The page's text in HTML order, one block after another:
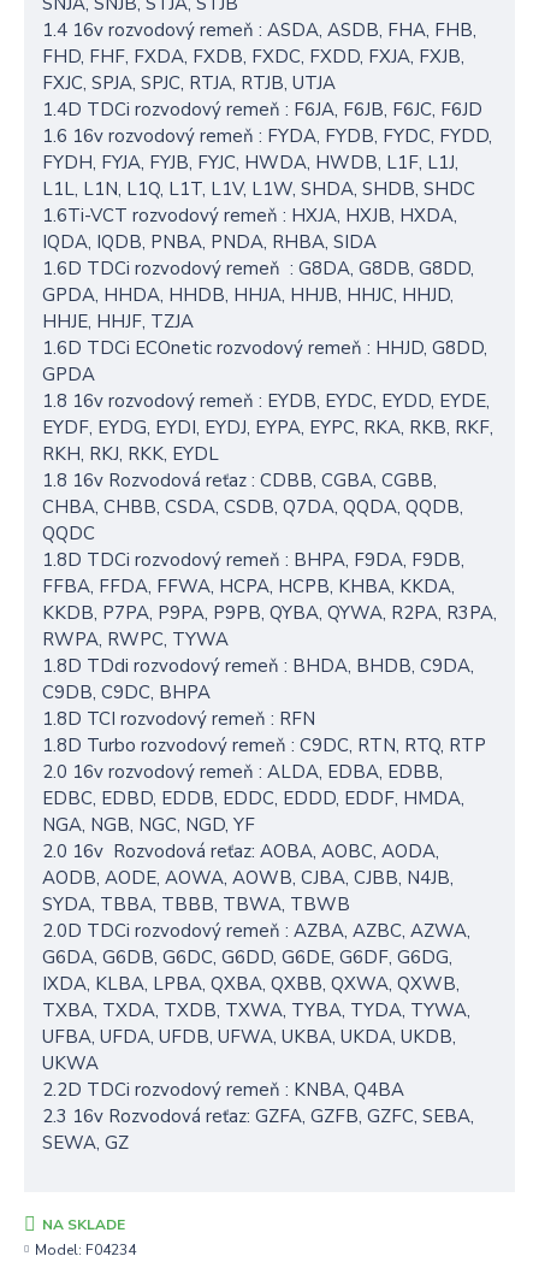
1.4 16v rozvodový remeň : ASDA, ASDB, FHA, FHB,
FHD, FHF, FXDA, FXDB, FXDC, FXDD, FXJA, FXJB,
FXJC, SPJA, SPJC, RTJA, RTJB, UTJA
1.4D TDCi rozvodový remeň : F6JA, F6JB, F6JC, F6JD
1.6 16v rozvodový remeň : FYDA, FYDB, FYDC, FYDD,
FYDH, FYJA, FYJB, FYJC, HWDA, HWDB, L1F, L1J,
L1L, L1N, L1Q, L1T, L1V, L1W, SHDA, SHDB, SHDC
1.6Ti-VCT rozvodový remeň : HXJA, HXJB, HXDA,
IQDA, IQDB, PNBA, PNDA, RHBA, SIDA
1.6D TDCi rozvodový remeň : G8DA, G8DB, G8DD,
GPDA, HHDA, HHDB, HHJA, HHJB, HHJC, HHJD,
HHJE, HHJF, TZJA
1.6D TDCi ECOnetic rozvodový remeň : HHJD, G8DD,
GPDA
1.8 16v rozvodový remeň : EYDB, EYDC, EYDD, EYDE,
EYDF, EYDG, EYDI, EYDJ, EYPA, EYPC, RKA, RKB, RKF,
RKH, RKJ, RKK, EYDL
1.8 16v Rozvodová reťaz : CDBB, CGBA, CGBB,
CHBA, CHBB, CSDA, CSDB, Q7DA, QQDA, QQDB,
QQDC
1.8D TDCi rozvodový remeň : BHPA, F9DA, F9DB,
FFBA, FFDA, FFWA, HCPA, HCPB, KHBA, KKDA,
KKDB, P7PA, P9PA, P9PB, QYBA, QYWA, R2PA, R3PA,
RWPA, RWPC, TYWA
1.8D TDdi rozvodový remeň : BHDA, BHDB, C9DA,
C9DB, C9DC, BHPA
1.8D TCI rozvodový remeň : RFN
1.8D Turbo rozvodový remeň : C9DC, RTN, RTQ, RTP
2.0 16v rozvodový remeň : ALDA, EDBA, EDBB,
EDBC, EDBD, EDDB, EDDC, EDDD, EDDF, HMDA,
NGA, NGB, NGC, NGD, YF
2.0 16v Rozvodová reťaz: AOBA, AOBC, AODA,
AODB, AODE, AOWA, AOWB, CJBA, CJBB, N4JB,
SYDA, TBBA, TBBB, TBWA, TBWB
2.0D TDCi rozvodový remeň : AZBA, AZBC, AZWA,
G6DA, G6DB, G6DC, G6DD, G6DE, G6DF, G6DG,
IXDA, KLBA, LPBA, QXBA, QXBB, QXWA, QXWB,
TXBA, TXDA, TXDB, TXWA, TYBA, TYDA, TYWA,
UFBA, UFDA, UFDB, UFWA, UKBA, UKDA, UKDB,
UKWA
2.2D TDCi rozvodový remeň : KNBA, Q4BA
2.3 16v Rozvodová reťaz: GZFA, GZFB, GZFC, SEBA,
SEWA, GZ
NA SKLADE
Model: F04234